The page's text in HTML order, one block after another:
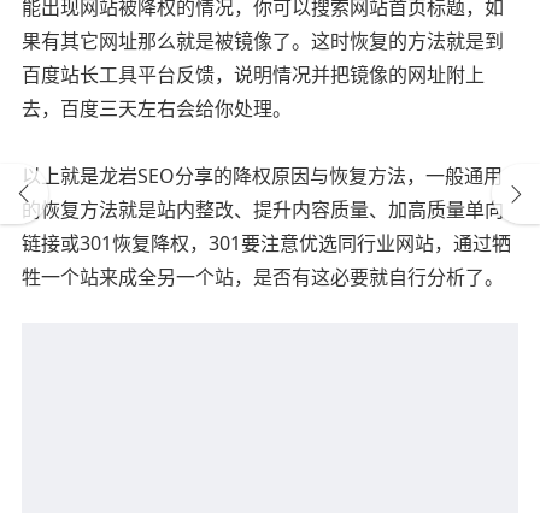
能出现网站被降权的情况，你可以搜索网站首页标题，如
果有其它网址那么就是被镜像了。这时恢复的方法就是到
百度站长工具平台反馈，说明情况并把镜像的网址附上
去，百度三天左右会给你处理。
以上就是龙岩SEO分享的降权原因与恢复方法，一般通用
的恢复方法就是站内整改、提升内容质量、加高质量单向
链接或301恢复降权，301要注意优选同行业网站，通过牺
牲一个站来成全另一个站，是否有这必要就自行分析了。